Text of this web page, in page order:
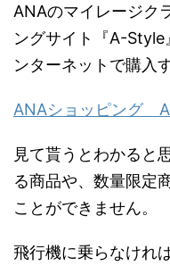
ANAのマイレージク
ングサイト『A-Style
ンターネットで購入
ANAショッピング
見て貰うとわかると
る商品や、数量限定
ことができません。
飛行機に乗らなけれ